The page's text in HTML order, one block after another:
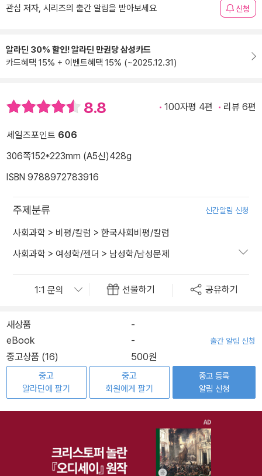
관심 저자, 시리즈의 출간 알림을 받아보세요 신청
알라딘 30% 할인! 알라딘 만권당 삼성카드
카드혜택 15% + 이벤트혜택 15% (~2025.12.31)
8.8 100자평 4편 리뷰 6편
세일즈포인트 606
306쪽152*223mm (A5신)428g
ISBN 9788972783916
주제분류 신간알림 신청
사회과학 > 비평/칼럼 > 한국사회비평/칼럼
사회과학 > 여성학/젠더 > 남성학/남성문제
선물하기 공유하기
새상품
-
eBook
- 출간 알림 신청
중고상품 (16) 500원
중고
알라딘에 팔기
중고
회원에게 팔기
중고 등록
알림 신청